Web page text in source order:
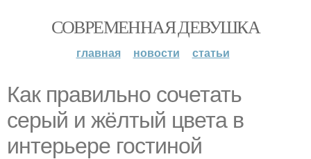
СОВРЕМЕННАЯ ДЕВУШКА
главная новости статьи
Как правильно сочетать
серый и жёлтый цвета в
интерьере гостиной